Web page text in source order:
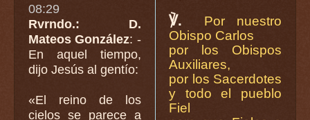
08:29
Rvrndo.: D.
Mateos González: -
En aquel tiempo,
dijo Jesús al gentío:
«El reino de los
cielos se parece a
℣.
Por nuestro
Obispo Carlos
por los Obispos
Auxiliares,
por los Sacerdotes
y todo el pueblo
Fiel